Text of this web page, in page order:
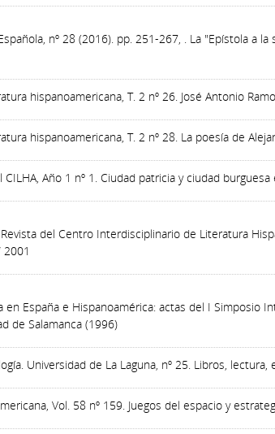
nº 28 (2016). pp. 251-267, . La "Epístola a
hispanoamericana, T. 2 nº 26. José Antonio
hispanoamericana, T. 2 nº 28. La poesía de
Año 1 nº 1. Ciudad patricia y ciudad burguesa
del Centro Interdisciplinario de Literatura
2001
en España e Hispanoamérica: actas del I Simposio
de Salamanca (1996)
Universidad de La Laguna, nº 25. Libros,
Vol. 58 nº 159. Juegos del espacio y